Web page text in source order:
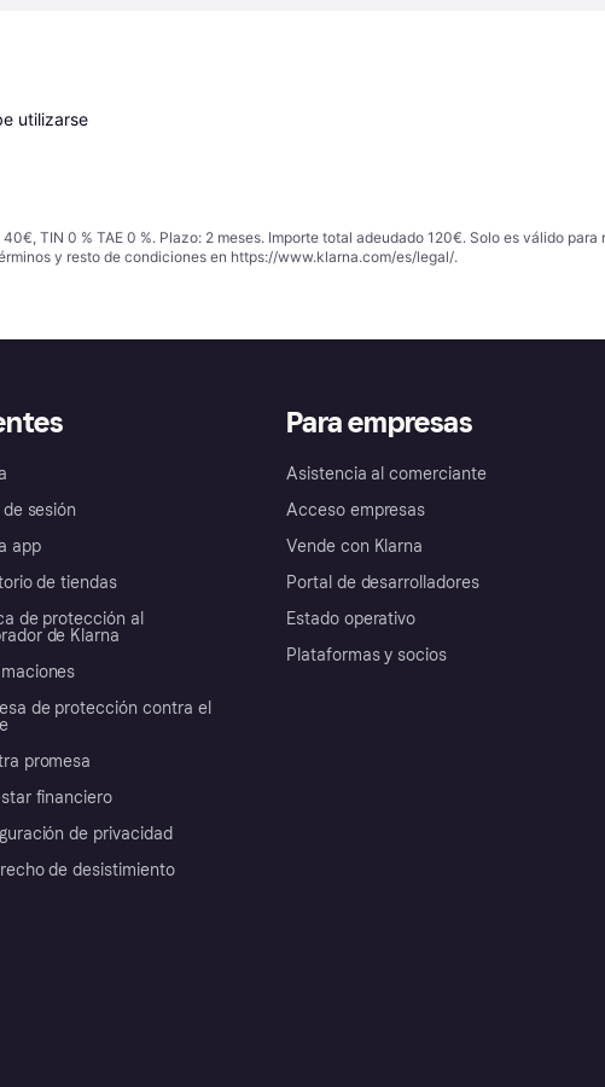
utilizarse
TIN 0 % TAE 0 %. Plazo: 2 meses. Importe total adeudado 120€. Solo es válido
y resto de condiciones en https://www.klarna.com/es/legal/.
de sesión
app
de tiendas
de protección al
de Klarna
de protección contra el
promesa
financiero
de privacidad
de desistimiento
Para empresas
Asistencia al comerciante
Acceso empresas
Vende con Klarna
Portal de desarrolladores
Estado operativo
Plataformas y socios